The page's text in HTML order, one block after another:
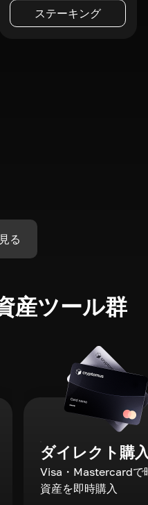
ステーキング
る
産ツール群
ダイレクト購
Visa・Mastercardで
資産を即時購入